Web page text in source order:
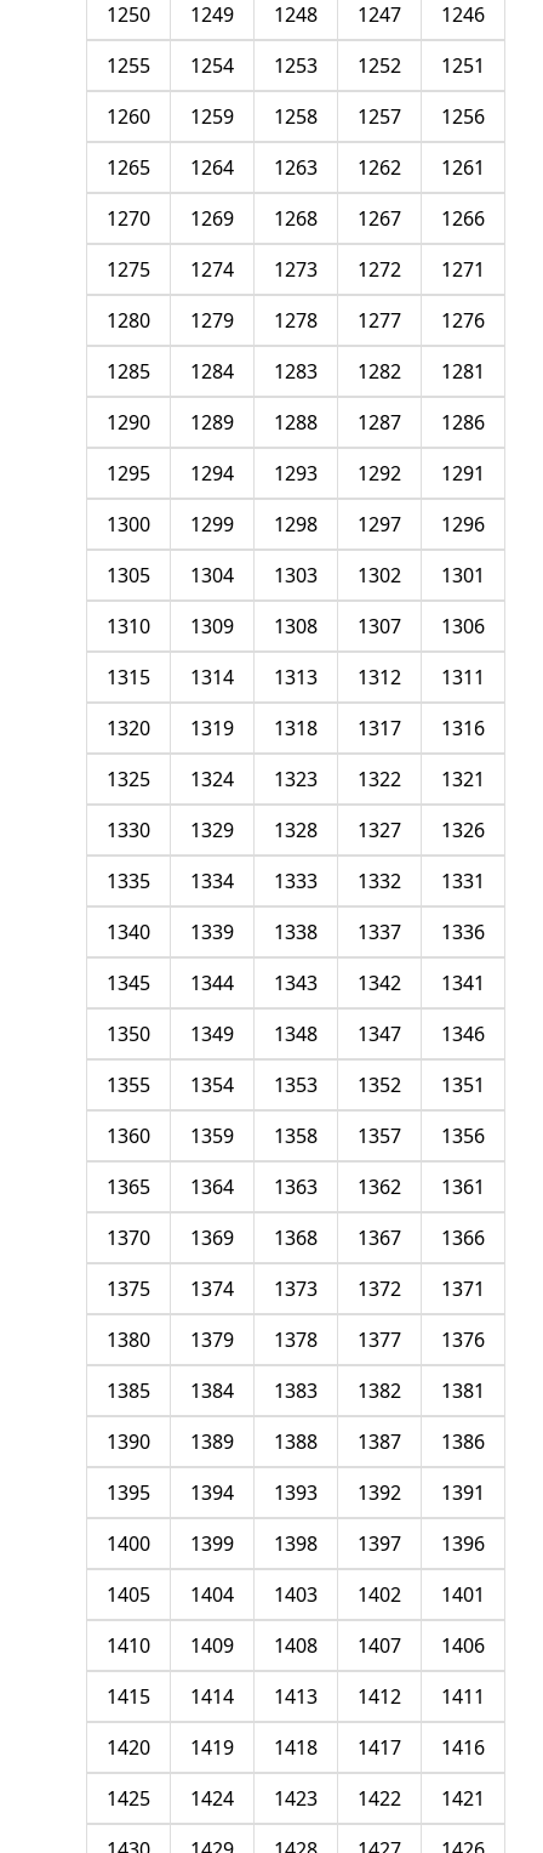
1246
1247
1248
1249
1250
1251
1252
1253
1254
1255
1256
1257
1258
1259
1260
1261
1262
1263
1264
1265
1266
1267
1268
1269
1270
1271
1272
1273
1274
1275
1276
1277
1278
1279
1280
1281
1282
1283
1284
1285
1286
1287
1288
1289
1290
1291
1292
1293
1294
1295
1296
1297
1298
1299
1300
1301
1302
1303
1304
1305
1306
1307
1308
1309
1310
1311
1312
1313
1314
1315
1316
1317
1318
1319
1320
1321
1322
1323
1324
1325
1326
1327
1328
1329
1330
1331
1332
1333
1334
1335
1336
1337
1338
1339
1340
1341
1342
1343
1344
1345
1346
1347
1348
1349
1350
1351
1352
1353
1354
1355
1356
1357
1358
1359
1360
1361
1362
1363
1364
1365
1366
1367
1368
1369
1370
1371
1372
1373
1374
1375
1376
1377
1378
1379
1380
1381
1382
1383
1384
1385
1386
1387
1388
1389
1390
1391
1392
1393
1394
1395
1396
1397
1398
1399
1400
1401
1402
1403
1404
1405
1406
1407
1408
1409
1410
1411
1412
1413
1414
1415
1416
1417
1418
1419
1420
1421
1422
1423
1424
1425